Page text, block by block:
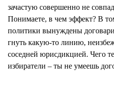
зачастую совершенно не
Понимаете, в чем эффект? В
политики вынуждены
гнуть какую-то линию,
соседней юрисдикцией. Чего
избиратели – ты не умеешь